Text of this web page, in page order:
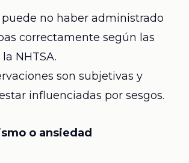
puede no haber administrado
correctamente según las
NHTSA.
son subjetivas y
influenciadas por sesgos.
o ansiedad